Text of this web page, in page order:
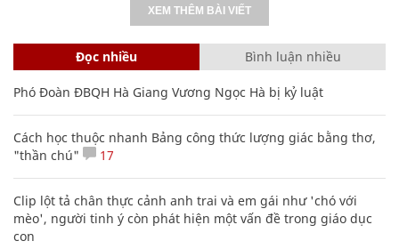
XEM THÊM BÀI VIẾT
Đọc nhiều Bình luận nhiều
Phó Đoàn ĐBQH Hà Giang Vương Ngọc Hà bị kỷ luật
Cách học thuộc nhanh Bảng công thức lượng giác bằng thơ,
"thần chú"
17
Clip lột tả chân thực cảnh anh trai và em gái như 'chó với
mèo', người tinh ý còn phát hiện một vấn đề trong giáo dục
con